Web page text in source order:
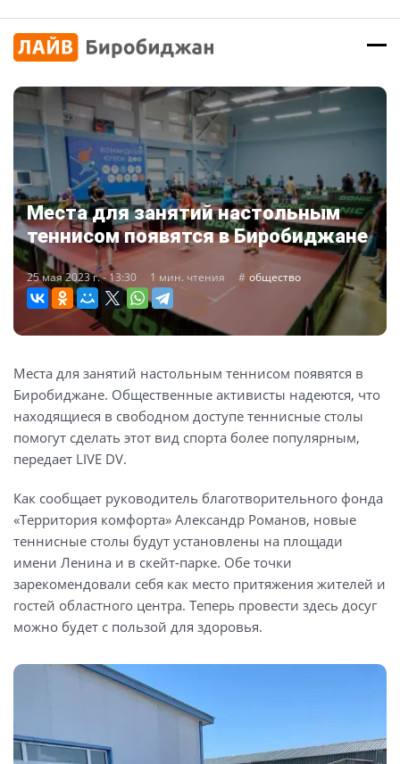
Места для занятий настольным
теннисом появятся в Биробиджане
25 мая 2023 г. - 13:30 1 мин. чтения общество
Места для занятий настольным теннисом появятся в
Биробиджане. Общественные активисты надеются, что
находящиеся в свободном доступе теннисные столы
помогут сделать этот вид спорта более популярным,
передает LIVE DV.
Как сообщает руководитель благотворительного фонда
«Территория комфорта» Александр Романов, новые
теннисные столы будут установлены на площади
имени Ленина и в скейт-парке. Обе точки
зарекомендовали себя как место притяжения жителей и
гостей областного центра. Теперь провести здесь досуг
можно будет с пользой для здоровья.